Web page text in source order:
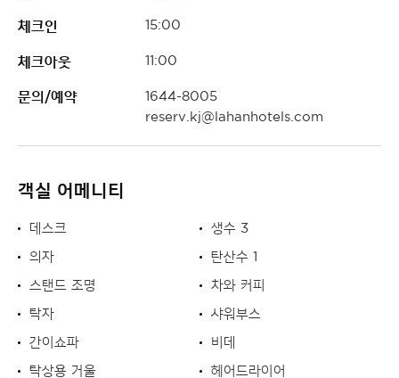
체크인 15:00
체크아웃 11:00
문의/예약
1644-8005
reserv.kj@lahanhotels.com
객실 어메니티
데스크
의자
스탠드 조명
탁자
간이쇼파
탁상용 거울
생수 3
탄산수 1
차와 커피
샤워부스
비데
헤어드라이어